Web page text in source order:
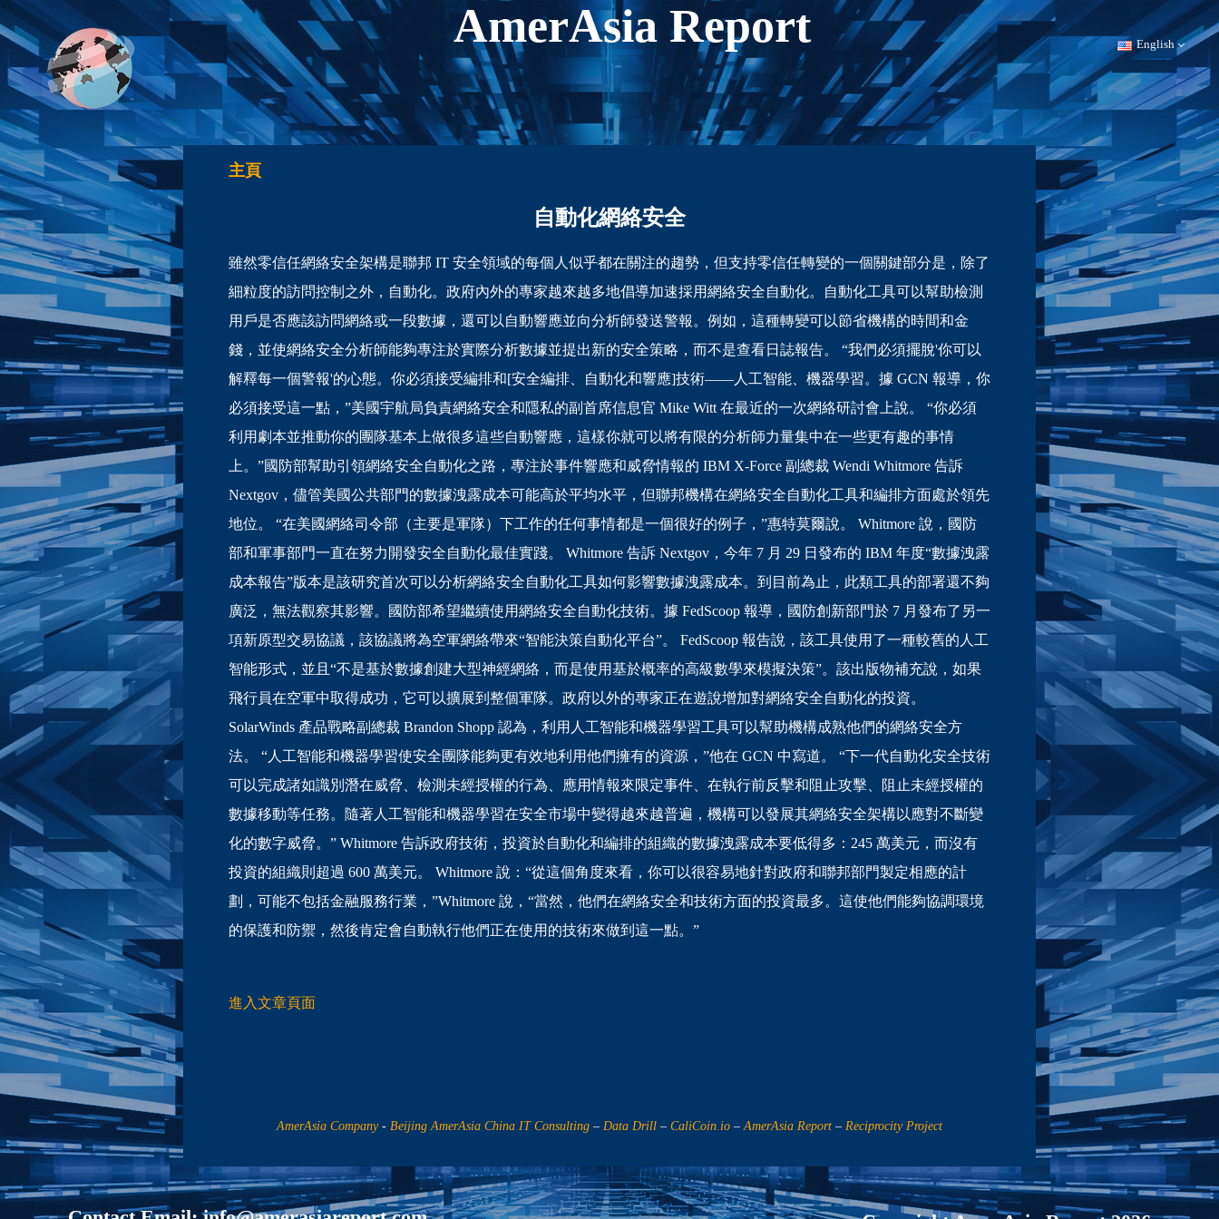
AmerAsia Report English
主頁
自動化網絡安全
雖然零信任網絡安全架構是聯邦 IT 安全領域的每個人似乎都在關注的趨勢，但支持零信任轉變的一個關鍵部分是，除了
細粒度的訪問控制之外，自動化。政府內外的專家越來越多地倡導加速採用網絡安全自動化。自動化工具可以幫助檢測
用戶是否應該訪問網絡或一段數據，還可以自動響應並向分析師發送警報。例如，這種轉變可以節省機構的時間和金
錢，並使網絡安全分析師能夠專注於實際分析數據並提出新的安全策略，而不是查看日誌報告。 “我們必須擺脫'你可以
解釋每一個警報'的心態。你必須接受編排和[安全編排、自動化和響應]技術——人工智能、機器學習。據 GCN 報導，你
必須接受這一點，”美國宇航局負責網絡安全和隱私的副首席信息官 Mike Witt 在最近的一次網絡研討會上說。 “你必須
利用劇本並推動你的團隊基本上做很多這些自動響應，這樣你就可以將有限的分析師力量集中在一些更有趣的事情
上。”國防部幫助引領網絡安全自動化之路，專注於事件響應和威脅情報的 IBM X-Force 副總裁 Wendi Whitmore 告訴
Nextgov，儘管美國公共部門的數據洩露成本可能高於平均水平，但聯邦機構在網絡安全自動化工具和編排方面處於領先
地位。 “在美國網絡司令部（主要是軍隊）下工作的任何事情都是一個很好的例子，”惠特莫爾說。 Whitmore 說，國防
部和軍事部門一直在努力開發安全自動化最佳實踐。 Whitmore 告訴 Nextgov，今年 7 月 29 日發布的 IBM 年度“數據洩露
成本報告”版本是該研究首次可以分析網絡安全自動化工具如何影響數據洩露成本。到目前為止，此類工具的部署還不夠
廣泛，無法觀察其影響。國防部希望繼續使用網絡安全自動化技術。據 FedScoop 報導，國防創新部門於 7 月發布了另一
項新原型交易協議，該協議將為空軍網絡帶來“智能決策自動化平台”。 FedScoop 報告說，該工具使用了一種較舊的人工
智能形式，並且“不是基於數據創建大型神經網絡，而是使用基於概率的高級數學來模擬決策”。該出版物補充說，如果
飛行員在空軍中取得成功，它可以擴展到整個軍隊。政府以外的專家正在遊說增加對網絡安全自動化的投資。
SolarWinds 產品戰略副總裁 Brandon Shopp 認為，利用人工智能和機器學習工具可以幫助機構成熟他們的網絡安全方
法。 “人工智能和機器學習使安全團隊能夠更有效地利用他們擁有的資源，”他在 GCN 中寫道。 “下一代自動化安全技術
可以完成諸如識別潛在威脅、檢測未經授權的行為、應用情報來限定事件、在執行前反擊和阻止攻擊、阻止未經授權的
數據移動等任務。隨著人工智能和機器學習在安全市場中變得越來越普遍，機構可以發展其網絡安全架構以應對不斷變
化的數字威脅。” Whitmore 告訴政府技術，投資於自動化和編排的組織的數據洩露成本要低得多：245 萬美元，而沒有
投資的組織則超過 600 萬美元。 Whitmore 說：“從這個角度來看，你可以很容易地針對政府和聯邦部門製定相應的計
劃，可能不包括金融服務行業，”Whitmore 說，“當然，他們在網絡安全和技術方面的投資最多。這使他們能夠協調環境
的保護和防禦，然後肯定會自動執行他們正在使用的技術來做到這一點。”
進入文章頁面
AmerAsia Company- Beijing AmerAsia China IT Consulting – Data Drill – CaliCoin.io –AmerAsia Report – Reciprocity Project